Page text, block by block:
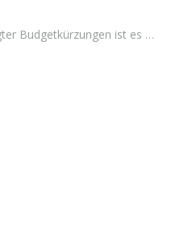
Budgetkürzungen ist es …